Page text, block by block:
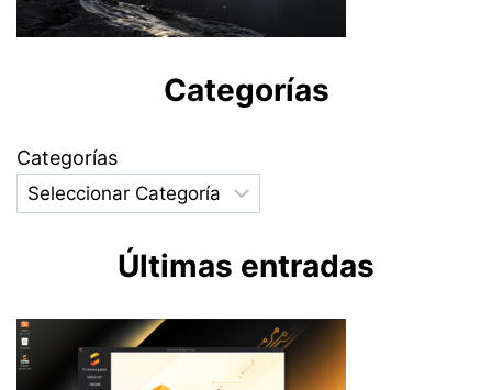
Categorías
Categorías
Últimas entradas